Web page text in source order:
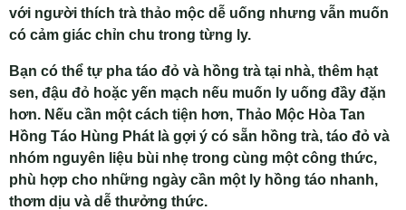
với người thích trà thảo mộc dễ uống nhưng vẫn muốn
có cảm giác chỉn chu trong từng ly.
Bạn có thể tự pha táo đỏ và hồng trà tại nhà, thêm hạt
sen, đậu đỏ hoặc yến mạch nếu muốn ly uống đầy đặn
hơn. Nếu cần một cách tiện hơn, Thảo Mộc Hòa Tan
Hồng Táo Hùng Phát là gợi ý có sẵn hồng trà, táo đỏ và
nhóm nguyên liệu bùi nhẹ trong cùng một công thức,
phù hợp cho những ngày cần một ly hồng táo nhanh,
thơm dịu và dễ thưởng thức.